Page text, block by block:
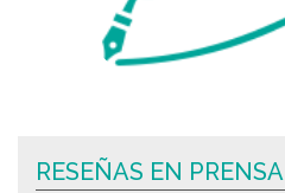
RESEÑAS EN PRENSA